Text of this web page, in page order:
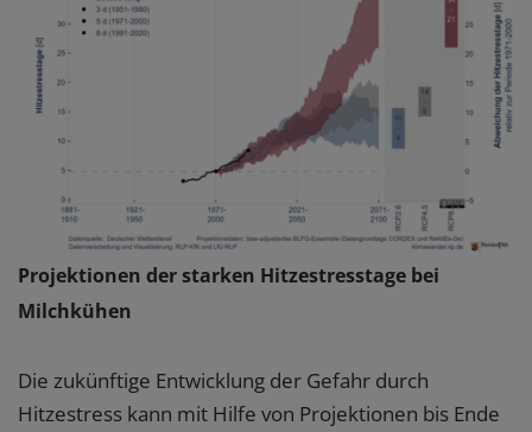
Projektionen der starken Hitzestresstage bei
Milchkühen
Die zukünftige Entwicklung der Gefahr durch
Hitzestress kann mit Hilfe von Projektionen bis Ende